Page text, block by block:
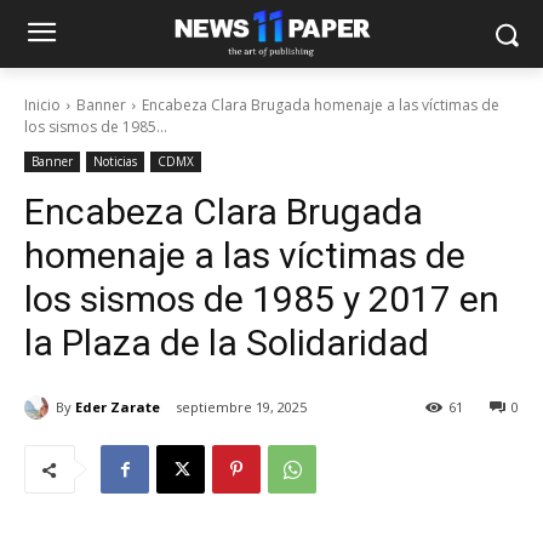
Inicio Banner
Encabeza Clara Brugada homenaje a las víctimas de
los sismos de 1985...
Banner Noticias CDMX
Encabeza Clara Brugada
homenaje a las víctimas de
los sismos de 1985 y 2017 en
la Plaza de la Solidaridad
By Eder Zarate septiembre 19, 2025 0
61